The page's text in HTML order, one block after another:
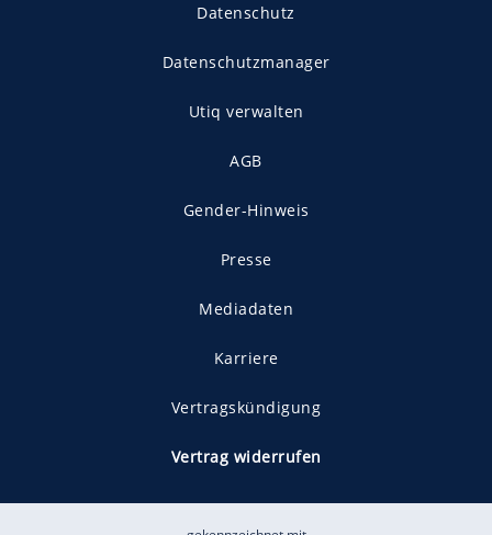
Datenschutz
Datenschutzmanager
Utiq verwalten
AGB
Gender-Hinweis
Presse
Mediadaten
Karriere
Vertragskündigung
Vertrag widerrufen